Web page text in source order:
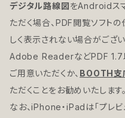
デジタル路線図をAndroidスマ
ただく場合、PDF閲覧ソフト
しく表示されない場合がござい
Adobe ReaderなどPDF 1.7
ご用意いただくか、 BOOTH支
ただくことをお勧めいたします。
なお、iPhone・iPadは「プレビ